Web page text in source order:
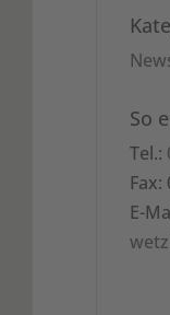
So
Tel.:
Fax:
E-